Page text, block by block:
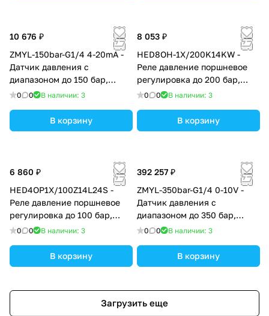
10 676 ₽
ZMYL-150bar-G1/4 4-20mA -
Датчик давления с
диапазоном до 150 бар,
присоединительной
выходным аналоговым
сигналом 4-20 мА, точность
0 0 В наличии: 3
В корзину
8 053 ₽
HED8OH-1X/200K14KW -
Реле давление поршневое
регулировка до 200 бар,
монтаж модульный (плита
регулирующий элемент
рукоятка со шкалой
0 0 В наличии: 3
В корзину
6 860 ₽
HED4OP1X/100Z14L24S -
Реле давление поршневое
регулировка до 100 бар,
монтаж на плиту
0 0 В наличии: 3
В корзину
392 257 ₽
ZMYL-350bar-G1/4 0-10V -
Датчик давления с
диапазоном до 350 бар,
присоединительной
выходным аналоговым
сигналом 0-10В, точность
0 0 В наличии: 3
В корзину
Загрузить еще